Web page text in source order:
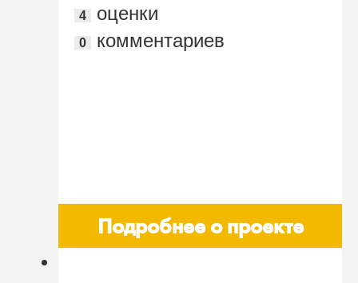
4
оценки
0 комментариев
Подробнее о проекте